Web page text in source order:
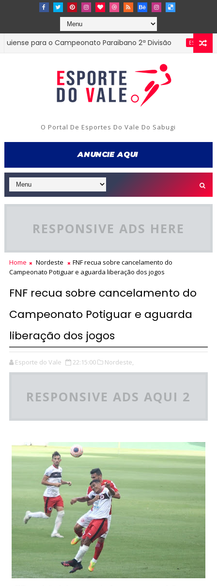
para o Campeonato Paraibano 2ª Divisão ESTADUAL
O Portal De Esportes Do Vale Do Sabugi
RESPONSIVE ADS HERE
Home Nordeste
FNF recua sobre cancelamento do
Campeonato Potiguar e aguarda liberação dos jogos
FNF recua sobre cancelamento do
Campeonato Potiguar e aguarda
liberação dos jogos
Esporte do Vale 22:15:00 Nordeste,
RESPONSIVE ADS AQUI 2